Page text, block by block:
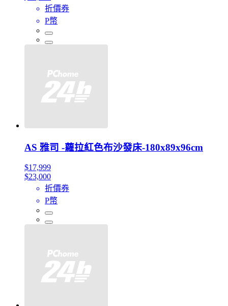
折價券
P幣
AS 雅司 -蘿拉紅色布沙發床-180x89x96cm
$17,999
$23,000
折價券
P幣